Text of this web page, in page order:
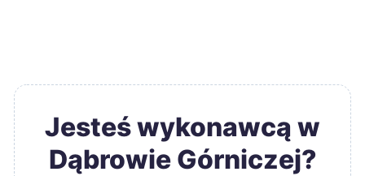
Jesteś wykonawcą w
Dąbrowie Górniczej?